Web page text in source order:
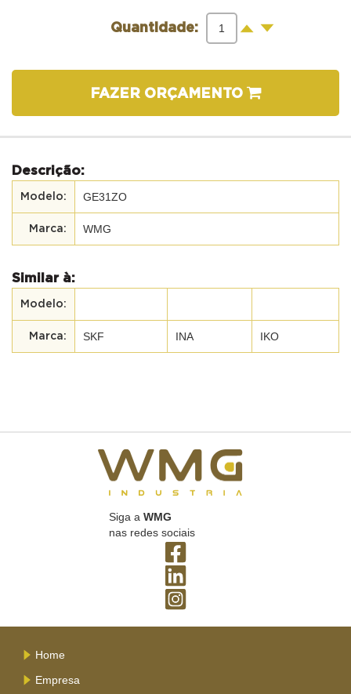
Quantidade: + -
FAZER ORÇAMENTO
Descrição:
GE31ZO
WMG
Similar à:
SKF INA IKO
Siga a WMG
nas redes sociais
Home
Empresa